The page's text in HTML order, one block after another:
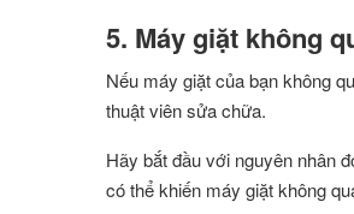
5. Máy giặt không
Nếu máy giặt của bạn không
thuật viên sửa chữa.
Hãy bắt đầu với nguyên nhân
có thể khiến máy giặt không